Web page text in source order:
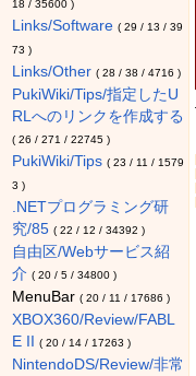
18 / 35600)
Links/Software ( 29 / 13 / 39
73 )
Links/Other ( 28 / 38 / 4716 )
PukiWiki/Tips/指定したU
RLへのリンクを作成する
( 26 / 271 / 22745)
PukiWiki/Tips ( 23 / 11 / 1579
3 )
.NETプログラミング研
究/85 ( 22 / 12 / 34392 )
自由区/Webサービス紹
介 ( 20/ 5/ 34800)
MenuBar ( 20/ 11 / 17686 )
XBOX360/Review/FABL
E II
( 20/ 14/ 17263 )
NintendoDS/Review/非常